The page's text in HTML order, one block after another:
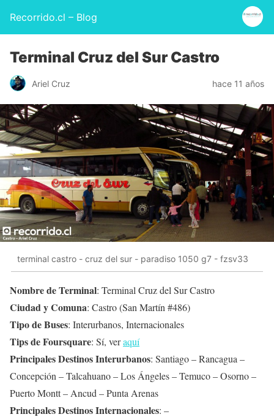
Recorrido.cl – Blog
Terminal Cruz del Sur Castro
Ariel Cruz hace 11 años
terminal castro - cruz del sur - paradiso 1050 g7 - fzsv33
Nombre de Terminal: Terminal Cruz del Sur Castro
Ciudad y Comuna: Castro (San Martín #486)
Tipo de Buses: Interurbanos, Internacionales
Tips de Foursquare: Sí, veraquí
Principales Destinos Interurbanos: Santiago – Rancagua –
Concepción – Talcahuano – Los Ángeles – Temuco – Osorno –
Puerto Montt – Ancud – Punta Arenas
Principales Destinos Internacionales: –